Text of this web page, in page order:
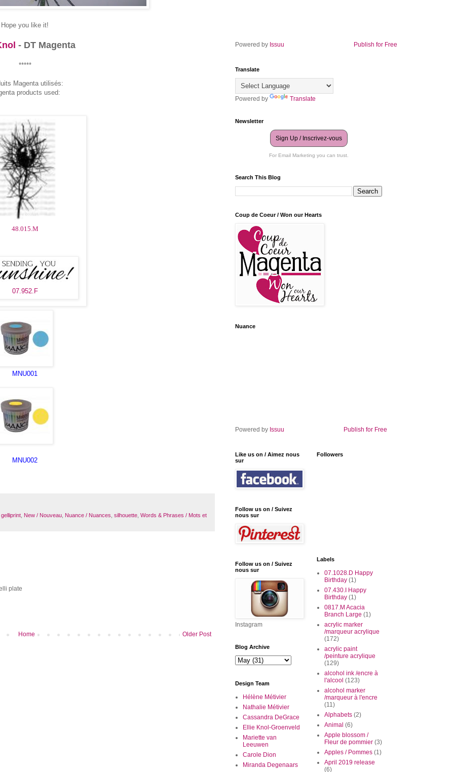
Hope you like it!
- DT Magenta
*****
Magenta utilisés:
products used:
48.015.M
07.952.F
MNU001
MNU002
New / Nouveau Nuance / Nuances silhouette Words & Phrases / Mots et
plate
Older Post
Home
Powered by Issuu Publish for Free
Translate
Powered by Translate
Newsletter
Sign Up / Inscrivez-vous
For Email Marketing you can trust.
Search This Blog
Coup de Coeur / Won our Hearts
Nuance
Powered by Issuu Publish for Free
Like us on / Aimez nous
sur
Follow us on / Suivez
nous sur
Follow us on / Suivez
nous sur
Instagram
Blog Archive
Design Team
Hélène Métivier
Nathalie Métivier
Cassandra DeGrace
Ellie Knol-Groenveld
Mariette van
Leeuwen
Carole Dion
Miranda Degenaars
Followers
Labels
07.1028.D Happy
Birthday (1)
07.430.I Happy
Birthday (1)
0817.M Acacia
Branch Large (1)
acrylic marker
/marqueur acrylique
(172)
acrylic paint
/peinture acrylique
(129)
alcohol ink /encre à
l'alcool (123)
alcohol marker
/marqueur à l'encre
(11)
Alphabets (2)
Animal (6)
Apple blossom /
Fleur de pommier (3)
Apples / Pommes (1)
April 2019 release
(6)